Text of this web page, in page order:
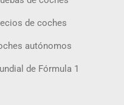
de coches
autónomos
de Fórmula 1